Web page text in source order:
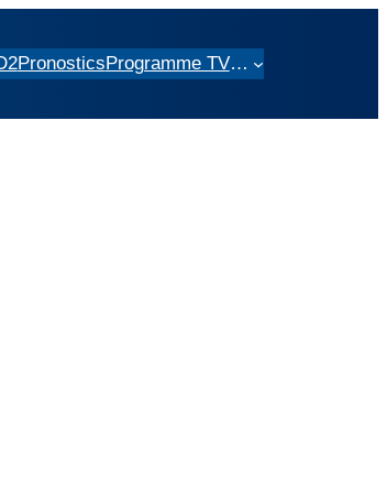
PronosticsProgramme TV…